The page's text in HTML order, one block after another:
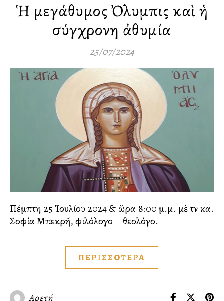
Ἡ μεγάθυμος Ὀλυμπιὰς καὶ ἡ
σύγχρονη ἀθυμία
25/07/2024
Πέμπτη 25 Ἰουλίου 2024 & ὥρα 8:00 μ.μ. μὲ τὴν κα.
Σοφία Μπεκρῆ, φιλόλογο – θεολόγο.
ΠΕΡΙΣΣΟΤΕΡΑ
Αρετή